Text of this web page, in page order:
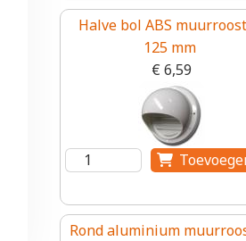
Halve bol ABS
125 mm
€ 6,59
Rond aluminium